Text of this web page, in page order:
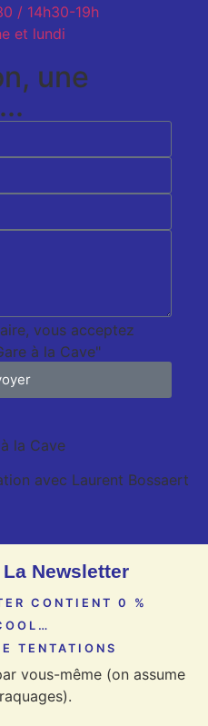
/ 14h30-19h
et lundi
une
vous acceptez
à la Cave"
la Cave
avec Laurent Bossaert
Newsletter
CONTIENT 0 %
TENTATIONS
vous-même (on assume